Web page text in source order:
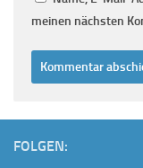
meinen nächsten
FOLGEN: